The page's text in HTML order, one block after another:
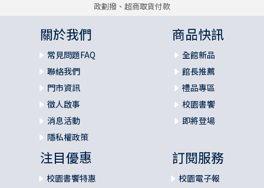
政劃撥、超商取貨付款
關於我們
常見問題FAQ
聯絡我們
門市資訊
徵人啟事
消息活動
隱私權政策
商品快訊
全館新品
館長推薦
禮品專區
校園書饗
即將登場
注目優惠
校園書饗特惠
訂閱服務
校園電子報